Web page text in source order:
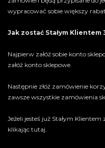
wypracować sobie większy
Jak zostać Stałym Klientem
Najpierw załóż sobie konto
załóż konto sklepowe.
Następnie złóż zamówienie
zawsze wszystkie zamówienia
Jeżeli jesteś już Stałym
klikając tutaj.